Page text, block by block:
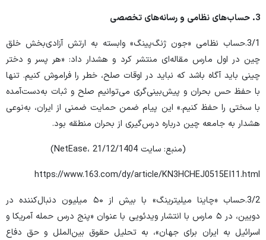
3
. حساب‌های نظامی و رسانه‌های تخصصی
3/1.حساب نظامی «جون ژنگ‌پینگ» وابسته به ارتش آزادی‌بخش خلق
چین در اول مارس مقاله‌ای منتشر کرد و هشدار داد: «هر پسر و دختر
چینی باید آگاه باشد که نباید در اوقات صلح، خطر را فراموش کنیم. تنها
با حفظ حس بحران و پیش‌بینی‌گری می‌توانیم صلح و ثبات به‌دست‌آمده
با سختی را حفظ کنیم.» این پیام ضمن حمایت ضمنی از ایران، به‌نوعی
هشدار به جامعه چین درباره درس‌گیری از بحران منطقه بود.
(منبع: سایت NetEase، 21/12/1404)
https://www.163.com/dy/article/KN3HCHEJ0515EI11.html
3/2.حساب «چاینا میلیترینگ» با بیش از ۵۰ میلیون دنبال‌کننده در
دویین، در ۵ مارس با انتشار ویدئویی با عنوان «پنج درس حمله آمریکا و
اسرائیل به ایران برای جهان»، به تحلیل حقوق بین‌الملل و حق دفاع